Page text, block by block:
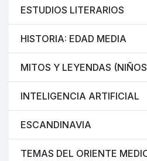
ESTUDIOS LITERARIOS
HISTORIA: EDAD MEDIA
MITOS Y LEYENDAS
INTELIGENCIA ARTIFICIAL
ESCANDINAVIA
TEMAS DEL ORIENTE